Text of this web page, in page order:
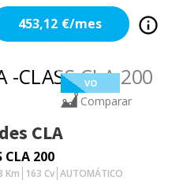
453,12 €/mes
VO
Comparar
CLA
CLA 200
Km 163 Cv AUTOMÁTICO